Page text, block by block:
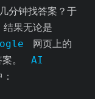
分钟找答案？于
结果无论是
网页上的
案。
AI